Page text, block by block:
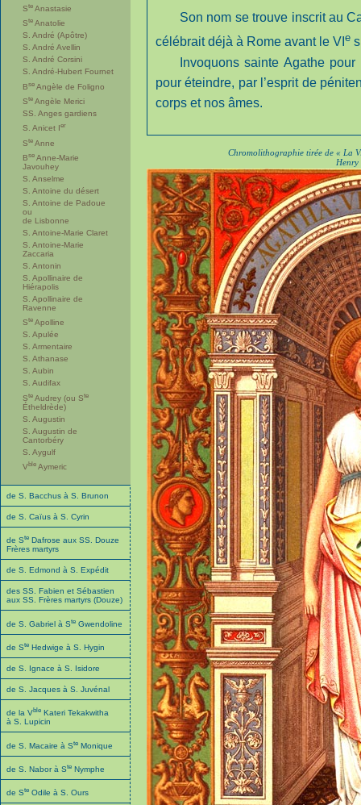
Ste Anastasie
Ste Anatolie
S. André (Apôtre)
S. André Avellin
S. André Corsini
S. André-Hubert Fournet
Bse Angèle de Foligno
Ste Angèle Merici
SS. Anges gardiens
S. Anicet Ier
Ste Anne
Bse Anne-Marie
Javouhey
S. Anselme
S. Antoine du désert
S. Antoine de Padoue
ou
de Lisbonne
S. Antoine-Marie Claret
S. Antoine-Marie
Zaccaria
S. Antonin
S. Apollinaire de
Hiérapolis
S. Apollinaire de
Ravenne
Ste Apolline
S. Apulée
S. Armentaire
S. Athanase
S. Aubin
S. Audifax
Ste Audrey (ou Ste
Étheldrède)
S. Augustin
S. Augustin de
Cantorbéry
S. Aygulf
Vble Aymeric
de S. Bacchus à S. Brunon
de S. Caïus à S. Cyrin
de Ste Dafrose aux SS. Douze
Frères martyrs
de S. Edmond à S. Expédit
des SS. Fabien et Sébastien
aux SS. Frères martyrs (Douze)
de S. Gabriel à Ste Gwendoline
de Ste Hedwige à S. Hygin
de S. Ignace à S. Isidore
de S. Jacques à S. Juvénal
de la Vble Kateri Tekakwitha
à S. Lupicin
de S. Macaire à Ste Monique
de S. Nabor à Ste Nymphe
de Ste Odile à S. Ours
Son nom se trouve inscrit au
célébrait déjà à Rome avant le VI e
Invoquons sainte Agathe
pour éteindre, par l’esprit de
corps et nos âmes.
Chromolithographie tirée de « La
Henry